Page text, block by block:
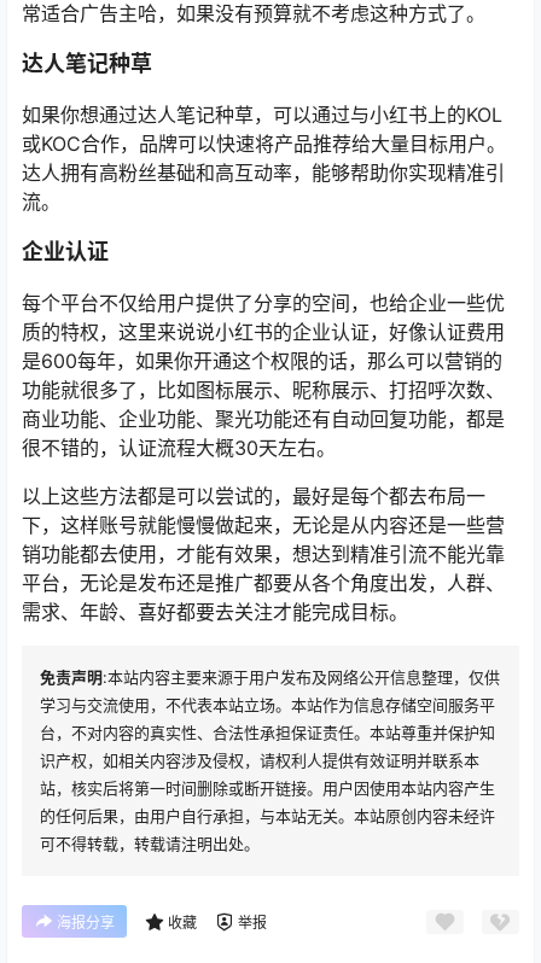
常适合广告主哈，如果没有预算就不考虑这种方式了。
达人笔记种草
如果你想通过达人笔记种草，可以通过与小红书上的KOL
或KOC合作，品牌可以快速将产品推荐给大量目标用户。
达人拥有高粉丝基础和高互动率，能够帮助你实现精准引
流。
企业认证
每个平台不仅给用户提供了分享的空间，也给企业一些优
质的特权，这里来说说小红书的企业认证，好像认证费用
是600每年，如果你开通这个权限的话，那么可以营销的
功能就很多了，比如图标展示、昵称展示、打招呼次数、
商业功能、企业功能、聚光功能还有自动回复功能，都是
很不错的，认证流程大概30天左右。
以上这些方法都是可以尝试的，最好是每个都去布局一
下，这样账号就能慢慢做起来，无论是从内容还是一些营
销功能都去使用，才能有效果，想达到精准引流不能光靠
平台，无论是发布还是推广都要从各个角度出发，人群、
需求、年龄、喜好都要去关注才能完成目标。
免责声明:本站内容主要来源于用户发布及网络公开信息整理，仅供
学习与交流使用，不代表本站立场。本站作为信息存储空间服务平
台，不对内容的真实性、合法性承担保证责任。本站尊重并保护知
识产权，如相关内容涉及侵权，请权利人提供有效证明并联系本
站，核实后将第一时间删除或断开链接。用户因使用本站内容产生
的任何后果，由用户自行承担，与本站无关。本站原创内容未经许
可不得转载，转载请注明出处。
海报分享 收藏 举报